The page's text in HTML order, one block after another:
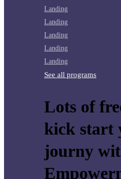
Landing
Landing
Landing
Landing
Landing
See all programs
Lots of
kick start
journy